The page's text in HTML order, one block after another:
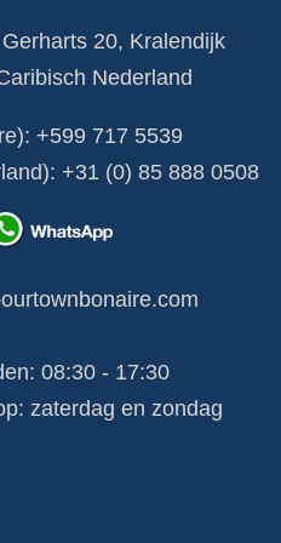
20, Kralendijk
Nederland
+599 717 5539
+31 (0) 85 888 0508
08:30 - 17:30
zaterdag en zondag